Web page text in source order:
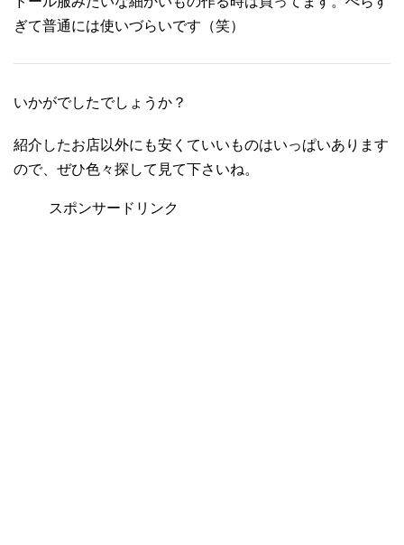
ぎて普通には使いづらいです（笑）
いかがでしたでしょうか？
紹介したお店以外にも安くていいものはいっぱいあります
ので、ぜひ色々探して見て下さいね。
スポンサードリンク